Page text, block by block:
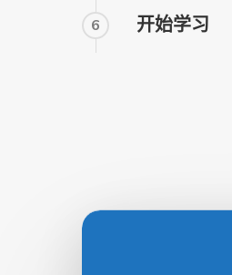
6 开始学习